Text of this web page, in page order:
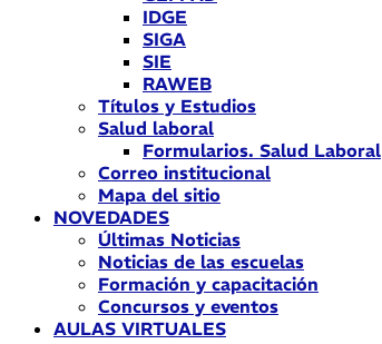
IDGE
SIGA
SIE
RAWEB
Títulos y Estudios
Salud laboral
Formularios. Salud Laboral
Correo institucional
Mapa del sitio
NOVEDADES
Últimas Noticias
Noticias de las escuelas
Formación y capacitación
Concursos y eventos
AULAS VIRTUALES